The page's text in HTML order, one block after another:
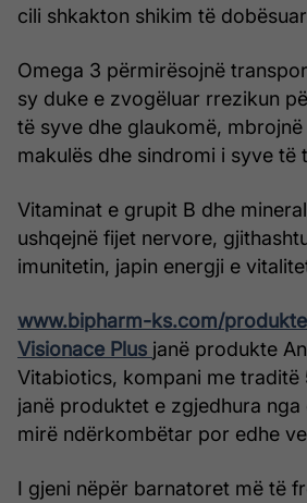
cili shkakton shikim të
Omega 3 përmirësojnë
sy duke e zvogëluar rrezikun
të syve dhe glaukomë,
makulës dhe sindromi i syve të
Vitaminat e grupit B dhe
ushqejnë fijet nervore,
imunitetin, japin energji e
www.bipharm-ks.com/
Visionace Plus janë produkte
Vitabiotics, kompani me traditë
janë produktet e zgjedhura
mirë ndërkombëtar por edhe
I gjeni nëpër barnatoret më të